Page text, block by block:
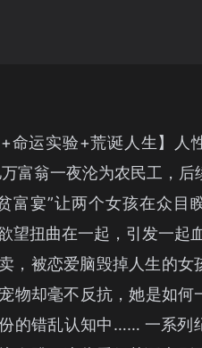
+命运实验+荒诞人生】人
富翁一夜沦为农民工，后
富宴”让两个女孩在众目
望扭曲在一起，引发一起
，被恋爱脑毁掉人生的女
物却毫不反抗，她是如何
的错乱认知中…… 一系列